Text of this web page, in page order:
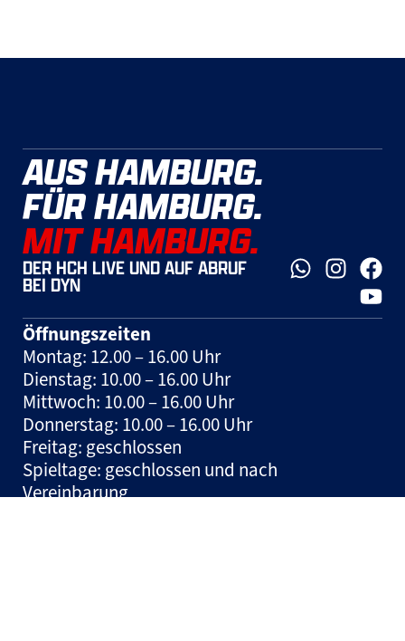
AUS HAMBURG.
FÜR HAMBURG.
MIT HAMBURG.
DER HCH LIVE UND AUF ABRUF
BEI DYN
Öffnungszeiten
Montag: 12.00 – 16.00 Uhr
Dienstag: 10.00 – 16.00 Uhr
Mittwoch: 10.00 – 16.00 Uhr
Donnerstag: 10.00 – 16.00 Uhr
Freitag: geschlossen
Spieltage: geschlossen und nach
Vereinbarung